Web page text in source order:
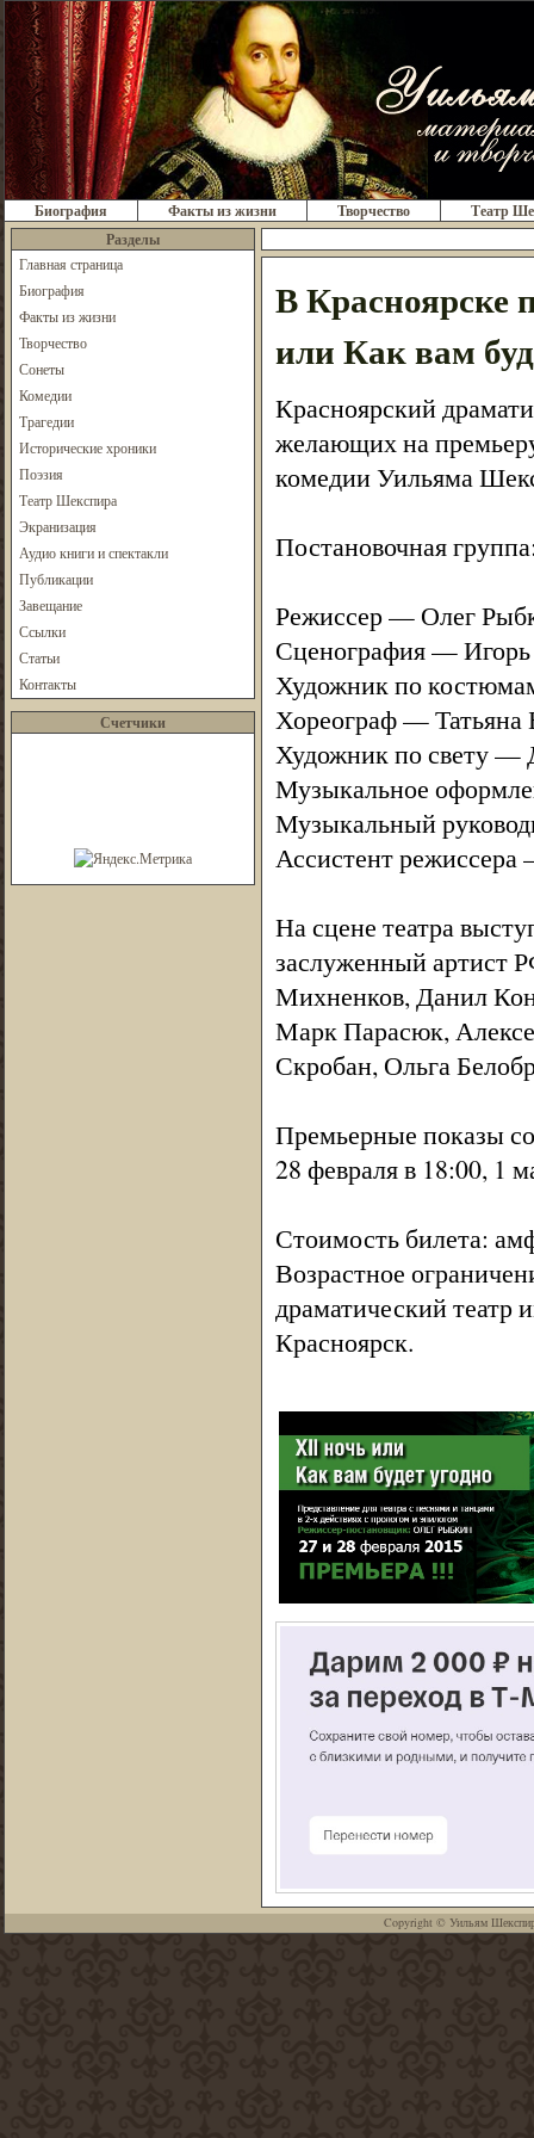
Биография Факты из жизни Творчество
Театр
Разделы
Главная страница
Биография
Факты из жизни
Творчество
Сонеты
Комедии
Трагедии
Исторические хроники
Поэзия
Театр Шекспира
Экранизация
Аудио книги и спектакли
Публикации
Завещание
Ссылки
Статьи
Контакты
Счетчики
В Красноярске
или Как вам
Красноярский
желающих на
комедии Уильяма
Постановочная
Режиссер — Олег
Сценография —
Художник по
Хореограф — Татьяна
Художник по свету —
Музыкальное
Музыкальный
Ассистент режиссера
На сцене театра
заслуженный артист
Михненков, Данил
Марк Парасюк,
Скробан, Ольга
Премьерные показы
28 февраля в 18:00, 1
Стоимость билета:
Возрастное
драматический
Красноярск.
Copyright © Уильям